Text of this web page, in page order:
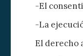
-El
-La
El derecho